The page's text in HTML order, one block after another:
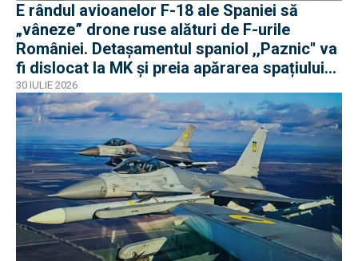
E rândul avioanelor F-18 ale Spaniei să
„vâneze” drone ruse alături de F-urile
României. Detașamentul spaniol ,,Paznic'' va
fi dislocat la MK și preia apărarea spațiului
aerian românesc
30 IULIE 2026